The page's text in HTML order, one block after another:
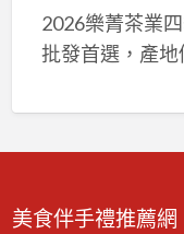
2026樂菁茶業
批發首選，產
美食伴手禮推薦網